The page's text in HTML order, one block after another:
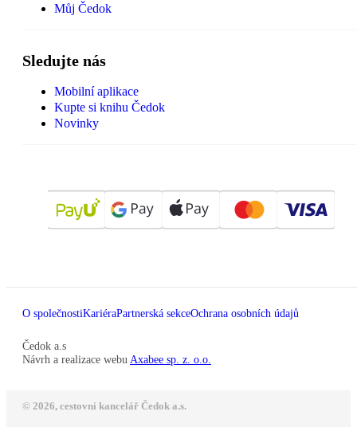
Můj Čedok
Sledujte nás
Mobilní aplikace
Kupte si knihu Čedok
Novinky
O společnostiKariéraPartnerská sekceOchrana osobních údajů
Čedok a.s
Návrh a realizace webu Axabee sp. z. o.o.
© 2026, cestovní kancelář Čedok a.s.